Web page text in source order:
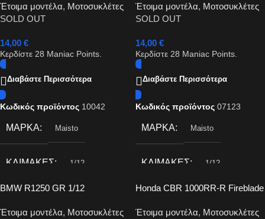
Έτοιμα μοντέλα, Μοτοσυκλέτες
SOLD OUT
14,00 €
Κερδίστε 28 Maniac Points.
Διαβάστε Περισσότερα
Κωδικός προϊόντος 10042
ΜΆΡΚΑ Maisto
ΚΛΊΜΑΚΕΣ 1/12
Έτοιμα μοντέλα, Μοτοσυκλέτες
SOLD OUT
14,00 €
Κερδίστε 28 Maniac Points.
Διαβάστε Περισσότερα
Κωδικός προϊόντος 07123
ΜΆΡΚΑ Maisto
ΚΛΊΜΑΚΕΣ 1/12
BMW R1250 GR 1/12
Έτοιμα μοντέλα, Μοτοσυκλέτες
Honda CBR 1000RR-R Fireblade
Έτοιμα μοντέλα, Μοτοσυκλέτες